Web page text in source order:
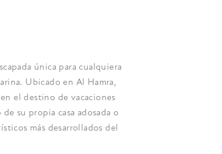
única para cualquiera
Ubicado en Al Hamra,
el destino de vacaciones
su propia casa adosada o
más desarrollados del